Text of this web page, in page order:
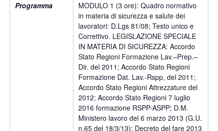
Programma
MODULO 1 (3 ore): Quadro normativo
in materia di sicurezza e salute dei
lavoratori: D.Lgs 81/08; Testo unico e
Correttivo. LEGISLAZIONE SPECIALE
IN MATERIA DI SICUREZZA: Accordo
Stato Regioni Formazione Lav.–Prep.–
Dir. del 2011; Accordo Stato Regioni
Formazione Dat. Lav.-Rspp, del 2011;
Accordo Stato Regioni Attrezzature del
2012; Accordo Stato Regioni 7 luglio
2016 formazione RSPP-ASPP; D.M.
Ministero lavoro del 6 marzo 2013 (G.U.
n.65 del 18/3/13); Decreto del fare 2013